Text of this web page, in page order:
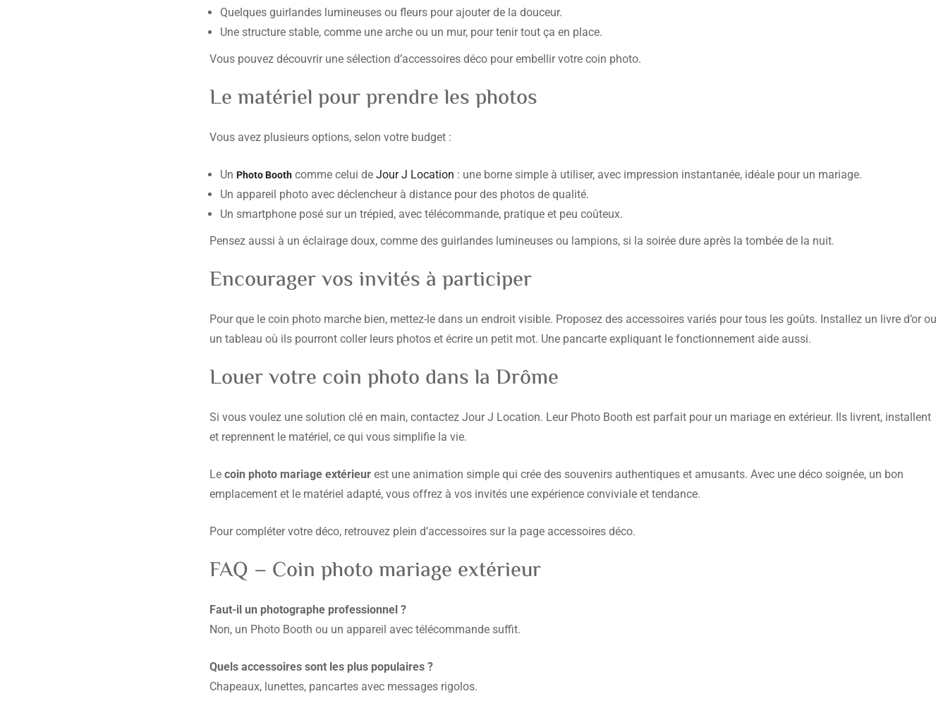
Quelques guirlandes lumineuses ou fleurs pour ajouter de la douceur.
Une structure stable, comme une arche ou un mur, pour tenir tout ça en place.
Vous pouvez découvrir une sélection d’accessoires déco pour embellir votre coin photo.
Le matériel pour prendre les photos
Vous avez plusieurs options, selon votre budget :
UnPhoto Booth comme celui deJour J Location : une borne simple à utiliser, avec impression instantanée, idéale pour un mariage.
Un appareil photo avec déclencheur à distance pour des photos de qualité.
Un smartphone posé sur un trépied, avec télécommande, pratique et peu coûteux.
Pensez aussi à un éclairage doux, comme des guirlandes lumineuses ou lampions, si la soirée dure après la tombée de la nuit.
Encourager vos invités à participer
Pour que le coin photo marche bien, mettez-le dans un endroit visible. Proposez des accessoires variés pour tous les goûts. Installez un livre d’or ou
un tableau où ils pourront coller leurs photos et écrire un petit mot. Une pancarte expliquant le fonctionnement aide aussi.
Louer votre coin photo dans la Drôme
Si vous voulez une solution clé en main, contactez Jour J Location. Leur Photo Booth est parfait pour un mariage en extérieur. Ils livrent, installent
et reprennent le matériel, ce qui vous simplifie la vie.
Lecoin photo mariage extérieur est une animation simple qui crée des souvenirs authentiques et amusants. Avec une déco soignée, un bon
emplacement et le matériel adapté, vous offrez à vos invités une expérience conviviale et tendance.
Pour compléter votre déco, retrouvez plein d’accessoires sur la page accessoires déco.
FAQ – Coin photo mariage extérieur
Faut-il un photographe professionnel ?
Non, un Photo Booth ou un appareil avec télécommande suffit.
Quels accessoires sont les plus populaires ?
Chapeaux, lunettes, pancartes avec messages rigolos.